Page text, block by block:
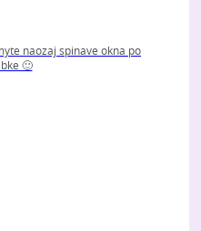
naozaj spinave okna po
🙂